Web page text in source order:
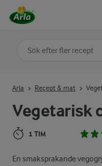
Vegetarisk
1 TIM
En smaksprakande
Arla Recept & mat
Sök på kategori eller